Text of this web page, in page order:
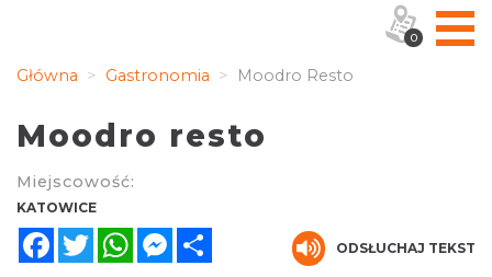
Główna Gastronomia Moodro Resto
Moodro resto
Miejscowość:
KATOWICE
FacebookTwitterWhatsAppMessenger
ODSŁUCHAJ TEKST
0